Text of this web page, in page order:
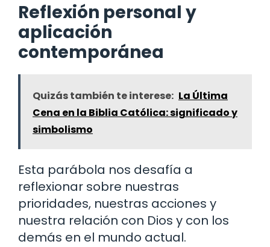
Reflexión personal y
aplicación
contemporánea
Quizás también te interese: La Última
Cena en la Biblia Católica: significado y
simbolismo
Esta parábola nos desafía a
reflexionar sobre nuestras
prioridades, nuestras acciones y
nuestra relación con Dios y con los
demás en el mundo actual.